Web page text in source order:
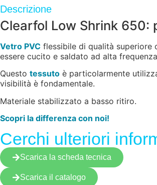
Descrizione
Clearfol Low Shrink
Vetro PVC flessibile di qualità superiore
essere cucito e saldato ad alta
Questo tessuto è particolarmente
visibilità è fondamentale.
Materiale stabilizzato a basso ritiro.
Scopri la differenza con noi!
Cerchi ulteriori
Scarica la scheda tecnica
Scarica il catalogo